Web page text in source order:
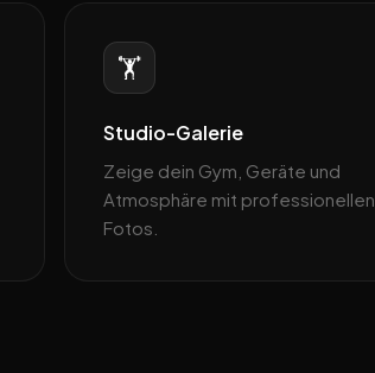
🏋️
Studio-Galerie
Zeige dein Gym, Geräte und
Atmosphäre mit professionellen
Fotos.